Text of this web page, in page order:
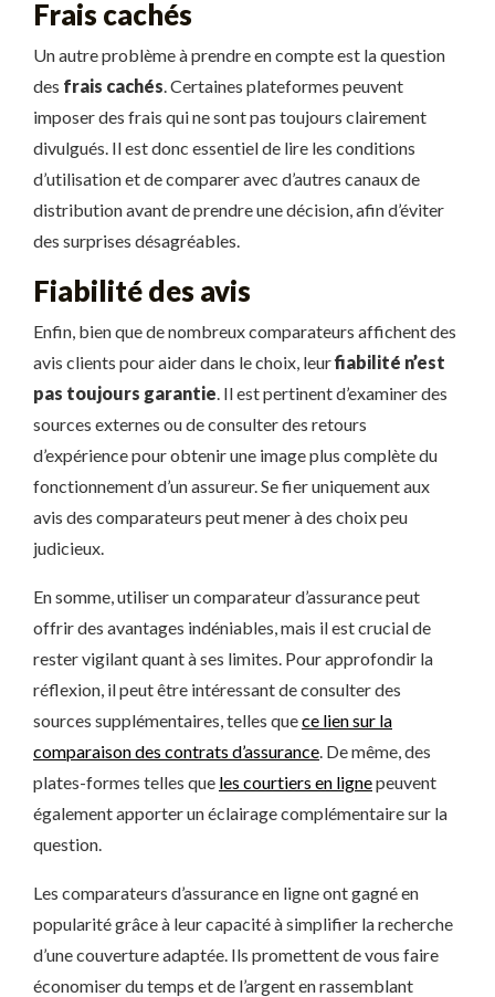
Frais cachés
Un autre problème à prendre en compte est la question
des frais cachés . Certaines plateformes peuvent
imposer des frais qui ne sont pas toujours clairement
divulgués. Il est donc essentiel de lire les conditions
d’utilisation et de comparer avec d’autres canaux de
distribution avant de prendre une décision, afin d’éviter
des surprises désagréables.
Fiabilité des avis
Enfin, bien que de nombreux comparateurs affichent des
avis clients pour aider dans le choix, leurfiabilité n’est
pas toujours garantie . Il est pertinent d’examiner des
sources externes ou de consulter des retours
d’expérience pour obtenir une image plus complète du
fonctionnement d’un assureur. Se fier uniquement aux
avis des comparateurs peut mener à des choix peu
judicieux.
En somme, utiliser un comparateur d’assurance peut
offrir des avantages indéniables, mais il est crucial de
rester vigilant quant à ses limites. Pour approfondir la
réflexion, il peut être intéressant de consulter des
sources supplémentaires, telles quece lien sur la
comparaison des contrats d’assurance . De même, des
plates-formes telles que les courtiers en lignepeuvent
également apporter un éclairage complémentaire sur la
question.
Les comparateurs d’assurance en ligne ont gagné en
popularité grâce à leur capacité à simplifier la recherche
d’une couverture adaptée. Ils promettent de vous faire
économiser du temps et de l’argent en rassemblant